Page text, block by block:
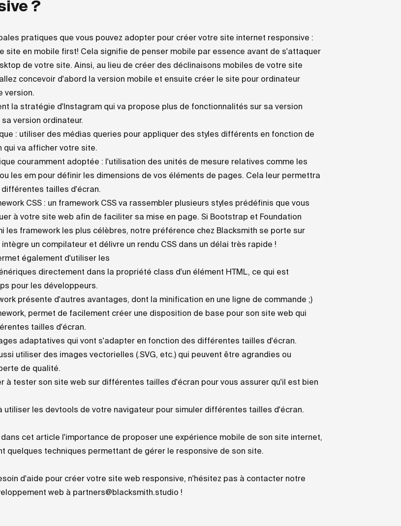
?
pratiques que vous pouvez adopter pour créer votre site internet responsive :
site en mobile first! Cela signifie de penser mobile par essence avant de s'attaquer
de votre site. Ainsi, au lieu de créer des déclinaisons mobiles de votre site
concevoir d'abord la version mobile et ensuite créer le site pour ordinateur
version.
la stratégie d'Instagram qui va propose plus de fonctionnalités sur sa version
version ordinateur.
: utiliser des médias queries pour appliquer des styles différents en fonction de
qui va afficher votre site.
couramment adoptée : l'utilisation des unités de mesure relatives comme les
les em pour définir les dimensions de vos éléments de pages. Cela leur permettra
tailles d'écran.
CSS : un framework CSS va rassembler plusieurs styles prédéfinis que vous
à votre site web afin de faciliter sa mise en page. Si Bootstrap et Foundation
les framework les plus célèbres, notre préférence chez Blacksmith se porte sur
intègre un compilateur et délivre un rendu CSS dans un délai très rapide !
également d'utiliser les
directement dans la propriété class d'un élément HTML, ce qui est
pour les développeurs.
présente d'autres avantages, dont la minification en une ligne de commande ;)
permet de facilement créer une disposition de base pour son site web qui
tailles d'écran.
adaptatives qui vont s'adapter en fonction des différentes tailles d'écran.
utiliser des images vectorielles (.SVG, etc.) qui peuvent être agrandies ou
de qualité.
à tester son site web sur différentes tailles d'écran pour vous assurer qu'il est bien
utiliser les devtools de votre navigateur pour simuler différentes tailles d'écran.
dans cet article l'importance de proposer une expérience mobile de son site internet,
quelques techniques permettant de gérer le responsive de son site.
d'aide pour créer votre site web responsive, n'hésitez pas à contacter notre
web à partners@blacksmith.studio !